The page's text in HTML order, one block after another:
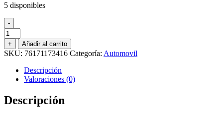
5 disponibles
-
PINO
AROMÁTICO
LITTLE
TREES
AMABLE
cantidad
+ Añadir al carrito
SKU: 76171173416 Categoría: Automovil
Descripción
Valoraciones (0)
Descripción